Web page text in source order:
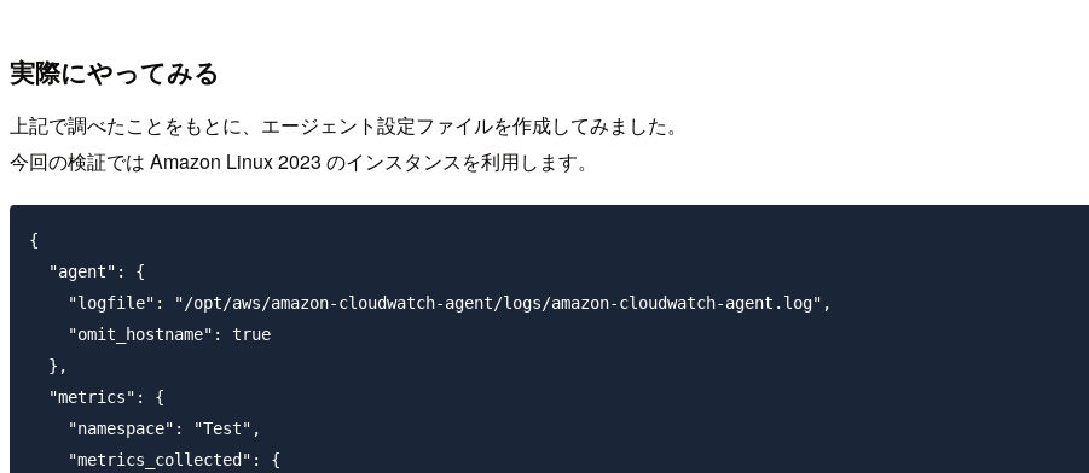
実際にやってみる
上記で調べたことをもとに、エージェント設定ファイルを作成してみました。
今回の検証では Amazon Linux 2023 のインスタンスを利用します。
{
  "agent": {
    "logfile": "/opt/aws/amazon-cloudwatch-agent/logs/amazon-cloudwatch-agent.log",
    "omit_hostname": true
  },
  "metrics": {
    "namespace": "Test",
    "metrics_collected": {